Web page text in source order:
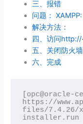
三、报错
问题：
解决方法：
四、访问
五、关闭防火墙
六、完成
[opc@oracle-
https://
files/7.4.26/
installer.run